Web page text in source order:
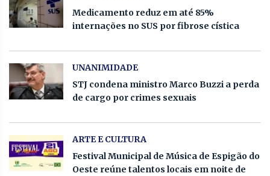
Medicamento reduz em até 85%
internações no SUS por fibrose cística
UNANIMIDADE
STJ condena ministro Marco Buzzi a perda
de cargo por crimes sexuais
ARTE E CULTURA
Festival Municipal de Música de Espigão do
Oeste reúne talentos locais em noite de